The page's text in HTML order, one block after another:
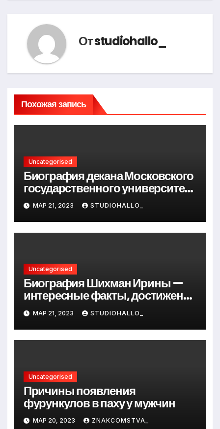
Отstudiohallo_
Похожая запись
Uncategorised
Биография декана Московского
государственного университета
Андрея Сидорова — от студента
до руководителя
МАР 21, 2023 STUDIOHALLO_
Uncategorised
Биография Шихман Ирины —
интересные факты, достижения
и путь к успеху
МАР 21, 2023 STUDIOHALLO_
Uncategorised
Причины появления
фурункулов в паху у мужчин
МАР 20, 2023 ZNAKCOMSTVA_